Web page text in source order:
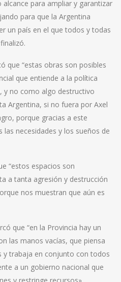
para ampliar y garantizar
para que la Argentina
un país en el que todos y todas
que “estas obras son posibles
que entiende a la política
y no como algo destructivo
Argentina, si no fuera por Axel
porque gracias a este
necesidades y los sueños de
“estos espacios son
a tanta agresión y destrucción
nos muestran que aún es
que “en la Provincia hay un
las manos vacías, que piensa
y trabaja en conjunto con todos
a un gobierno nacional que
y restringe recursos».